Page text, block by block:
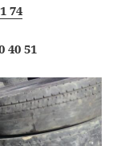
74
40 51